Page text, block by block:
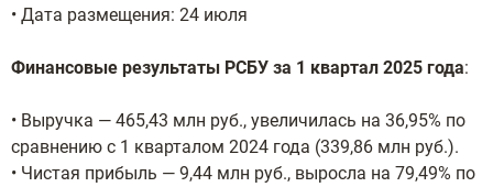
• Дата размещения: 24 июля
Финансовые результаты РСБУ за 1 квартал 2025 года:
• Выручка — 465,43 млн руб., увеличилась на 36,95% по
сравнению с 1 кварталом 2024 года (339,86 млн руб.).
• Чистая прибыль — 9,44 млн руб., выросла на 79,49% по